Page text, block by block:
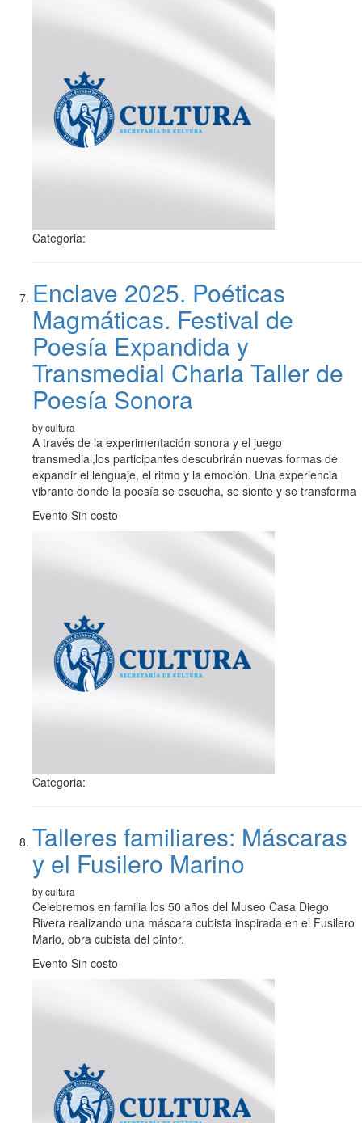
Categoria:
Enclave 2025. Poéticas
Magmáticas. Festival de
Poesía Expandida y
Transmedial Charla Taller de
Poesía Sonora
by cultura
A través de la experimentación sonora y el juego
transmedial,los participantes descubrirán nuevas formas de
expandir el lenguaje, el ritmo y la emoción. Una experiencia
vibrante donde la poesía se escucha, se siente y se transforma
Evento Sin costo
Categoria:
Talleres familiares: Máscaras
y el Fusilero Marino
by cultura
Celebremos en familia los 50 años del Museo Casa Diego
Rivera realizando una máscara cubista inspirada en el Fusilero
Mario, obra cubista del pintor.
Evento Sin costo